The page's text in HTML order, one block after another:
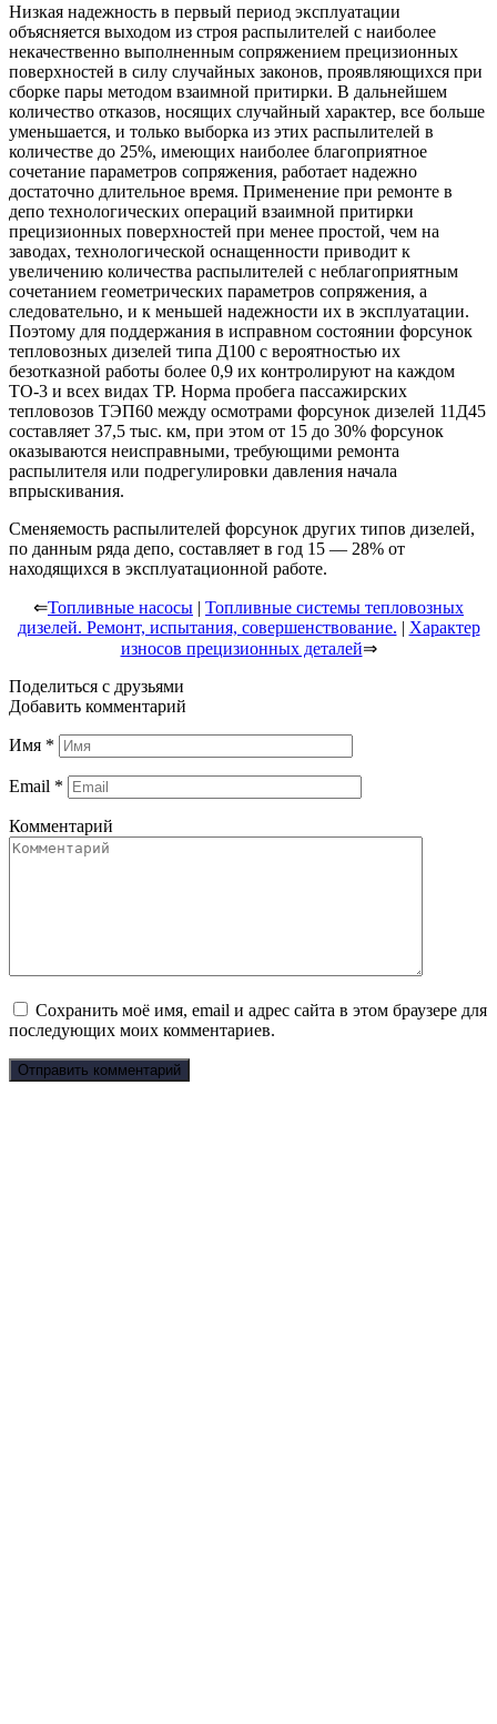
Низкая надежность в первый период эксплуатации
объясняется выходом из строя распылителей с наиболее
некачественно выполненным сопряжением прецизионных
поверхностей в силу случайных законов, проявляющихся при
сборке пары методом взаимной притирки. В дальнейшем
количество отказов, носящих случайный характер, все больше
уменьшается, и только выборка из этих распылителей в
количестве до 25%, имеющих наиболее благоприятное
сочетание параметров сопряжения, работает надежно
достаточно длительное время. Применение при ремонте в
депо технологических операций взаимной притирки
прецизионных поверхностей при менее простой, чем на
заводах, технологической оснащенности приводит к
увеличению количества распылителей с неблагоприятным
сочетанием геометрических параметров сопряжения, а
следовательно, и к меньшей надежности их в эксплуатации.
Поэтому для поддержания в исправном состоянии форсунок
тепловозных дизелей типа Д100 с вероятностью их
безотказной работы более 0,9 их контролируют на каждом
ТО-3 и всех видах ТР. Норма пробега пассажирских
тепловозов ТЭП60 между осмотрами форсунок дизелей 11Д45
составляет 37,5 тыс. км, при этом от 15 до 30% форсунок
оказываются неисправными, требующими ремонта
распылителя или подрегулировки давления начала
впрыскивания.
Сменяемость распылителей форсунок других типов дизелей,
по данным ряда депо, составляет в год 15 — 28% от
находящихся в эксплуатационной работе.
⇐Топливные насосы | Топливные системы тепловозных
дизелей. Ремонт, испытания, совершенствование. | Характер
износов прецизионных деталей⇒
Поделиться с друзьями
Добавить комментарий
Имя *
Email *
Комментарий
Сохранить моё имя, email и адрес сайта в этом браузере для
последующих моих комментариев.